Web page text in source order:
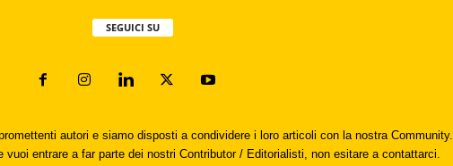
SEGUICI SU
autori e siamo disposti a condividere i loro articoli con la nostra Community.
entrare a far parte dei nostri Contributor / Editorialisti, non esitare a contattarci.